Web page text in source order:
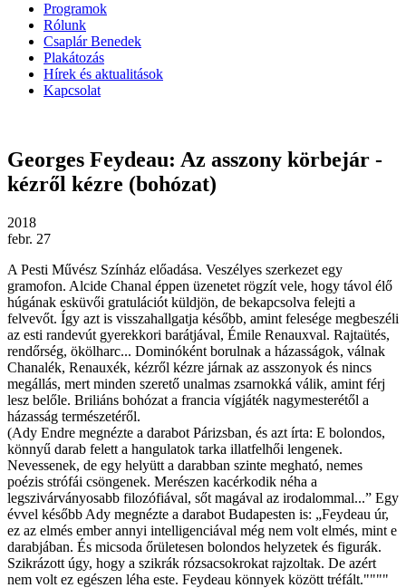
Programok
Rólunk
Csaplár Benedek
Plakátozás
Hírek és aktualitások
Kapcsolat
Georges Feydeau: Az asszony körbejár -
kézről kézre (bohózat)
2018
febr. 27
A Pesti Művész Színház előadása. Veszélyes szerkezet egy
gramofon. Alcide Chanal éppen üzenetet rögzít vele, hogy távol élő
húgának esküvői gratulációt küldjön, de bekapcsolva felejti a
felvevőt. Így azt is visszahallgatja később, amint felesége megbeszéli
az esti randevút gyerekkori barátjával, Émile Renauxval. Rajtaütés,
rendőrség, ökölharc... Dominóként borulnak a házasságok, válnak
Chanalék, Renauxék, kézről kézre járnak az asszonyok és nincs
megállás, mert minden szerető unalmas zsarnokká válik, amint férj
lesz belőle. Briliáns bohózat a francia vígjáték nagymesterétől a
házasság természetéről.
(Ady Endre megnézte a darabot Párizsban, és azt írta: E bolondos,
könnyű darab felett a hangulatok tarka illatfelhői lengenek.
Nevessenek, de egy helyütt a darabban szinte megható, nemes
poézis strófái csöngenek. Merészen kacérkodik néha a
legszivárványosabb filozófiával, sőt magával az irodalommal...” Egy
évvel később Ady megnézte a darabot Budapesten is: „Feydeau úr,
ez az elmés ember annyi intelligenciával még nem volt elmés, mint e
darabjában. És micsoda őrületesen bolondos helyzetek és figurák.
Szikrázott úgy, hogy a szikrák rózsacsokrokat rajzoltak. De azért
nem volt ez egészen léha este. Feydeau könnyek között tréfált.""""